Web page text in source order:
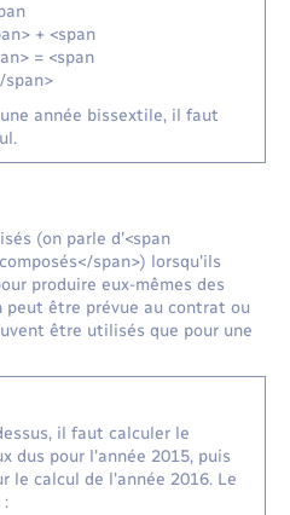
+ <span
= <span
span>
année bissextile, il faut
(on parle d'<span
span>) lorsqu'ils
produire eux-mêmes des
être prévue au contrat ou
être utilisés que pour une
il faut calculer le
dus pour l'année 2015, puis
le calcul de l'année 2016. Le
: